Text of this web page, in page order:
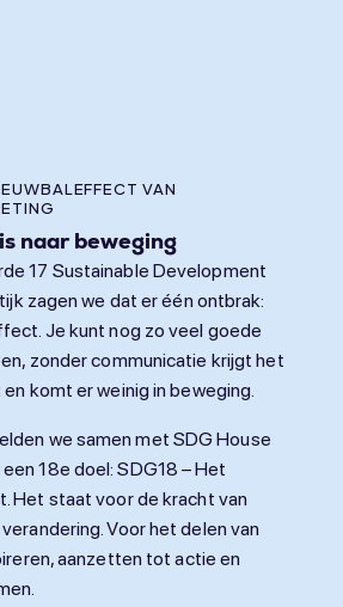
VAN
naar beweging
17 Sustainable Development
zagen we dat er één ontbrak:
Je kunt nog zo veel goede
zonder communicatie krijgt het
komt er weinig in beweging.
we samen met SDG House
18e doel: SDG18 – Het
Het staat voor de kracht van
Voor het delen van
aanzetten tot actie en